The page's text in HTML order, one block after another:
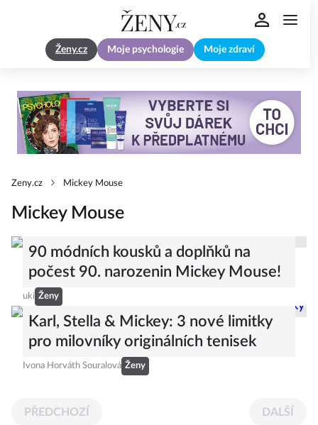
Ženy.cz Moje psychologie Moje zdraví
Zeny.cz Mickey Mouse
Mickey Mouse
90 módních kousků a doplňků na
počest 90. narozenin Mickey Mouse!
uki Ženy
Karl, Stella & Mickey: 3 nové limitky
pro milovníky originálních tenisek
Ivona Horváth Souralová Ženy
PŘEDCHOZÍ DALŠÍ